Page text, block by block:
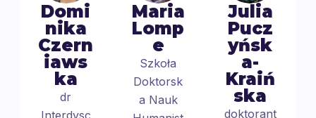
Domi
nika
Czern
iaws
ka
dr
Interdysc
Maria
Lomp
e
Szkoła
Doktorsk
a Nauk
Julia
Pucz
yńsk
a-
Kraiń
ska
doktorant